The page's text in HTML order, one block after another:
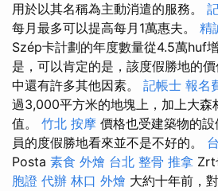
用於以其名稱為主動消遣的服務。
每月最多可以提高每月1萬惠夫。 精
Szép卡計劃的年度數量從4.5萬huf
是，可以肯定的是，該度假勝地的
中還有許多其他因素。 記帳士 報名
過3,000平方米的地塊上，加上大森
值。 竹北 按摩 價格也受建築物的
員的度假勝地看來並不是不好的。
Posta 素食 外燴 台北 整骨 推拿 Zrt
胞證 代辦 林口 外燴 大約十年前，